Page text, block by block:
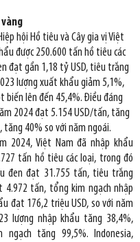
hội Hồ tiêu và Cây gia vị Việt
được 250.600 tấn hồ tiêu các
đạt gần 1,18 tỷ USD, tiêu trắng
lượng xuất khẩu giảm 5,1%,
biến lên đến 45,4%. Điều đáng
2024 đạt 5.154 USD/tấn, tăng
40% so với năm ngoái.
2024, Việt Nam đã nhập khẩu
tấn hồ tiêu các loại, trong đó
đen đạt 31.755 tấn, tiêu trắng
4.972 tấn, tổng kim ngạch nhập
đạt 176,2 triệu USD, so với năm
lượng nhập khẩu tăng 38,4%,
ngạch tăng 99,5%. Indonesia,